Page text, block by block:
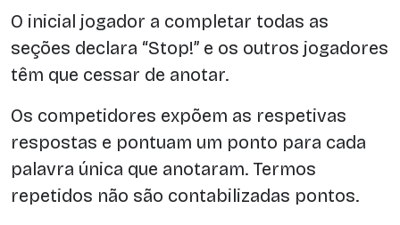
O inicial jogador a completar todas as
seções declara “Stop!” e os outros jogadores
têm que cessar de anotar.
Os competidores expõem as respetivas
respostas e pontuam um ponto para cada
palavra única que anotaram. Termos
repetidos não são contabilizadas pontos.